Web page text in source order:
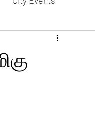
actors gallery